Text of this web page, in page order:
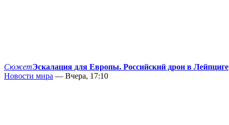
СюжетЭскалация для Европы. Российский дрон в Лейпциге
Новости мира — Вчера, 17:10